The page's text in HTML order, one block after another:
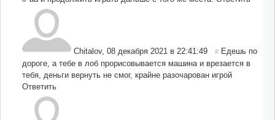
Chitalov, 08 декабря 2021 в 22:41:49 # Едешь по
дороге, а тебе в лоб прорисовывается машина и врезается в
тебя, деньги вернуть не смог, крайне разочарован игрой
Ответить